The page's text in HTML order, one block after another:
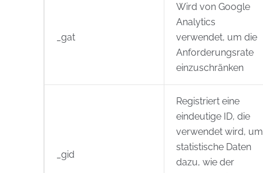
_gat
Wird von Google
Analytics
verwendet, um die
Anforderungsrate
einzuschränken
_gid
Registriert eine
eindeutige ID, die
verwendet wird, um
statistische Daten
dazu, wie der